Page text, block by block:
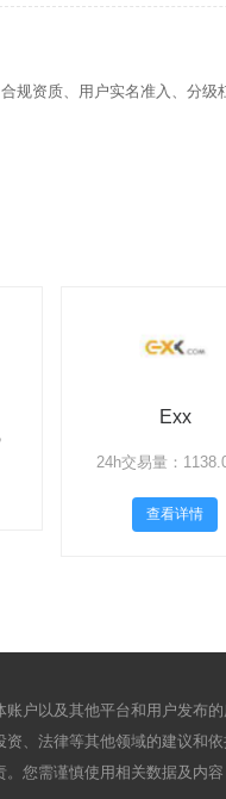
规资质、用户实名准入、分级
Exx
24h交易量：
查看详情
户以及其他平台和用户发布
、法律等其他领域的建议
您需谨慎使用相关数据及内